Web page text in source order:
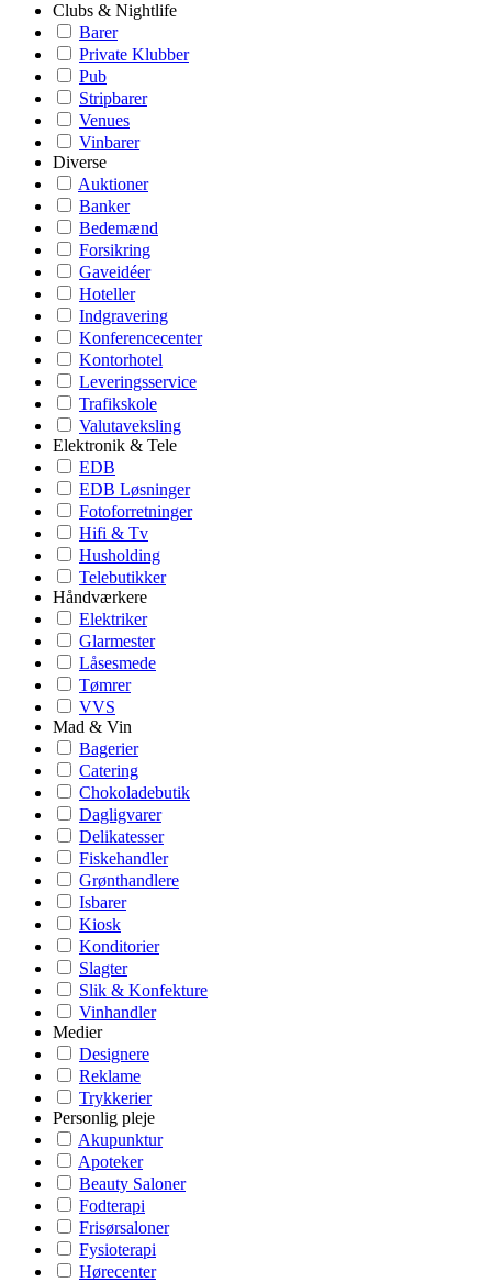
Clubs & Nightlife
Barer
Private Klubber
Pub
Stripbarer
Venues
Vinbarer
Diverse
Auktioner
Banker
Bedemænd
Forsikring
Gaveidéer
Hoteller
Indgravering
Konferencecenter
Kontorhotel
Leveringsservice
Trafikskole
Valutaveksling
Elektronik & Tele
EDB
EDB Løsninger
Fotoforretninger
Hifi & Tv
Husholding
Telebutikker
Håndværkere
Elektriker
Glarmester
Låsesmede
Tømrer
VVS
Mad & Vin
Bagerier
Catering
Chokoladebutik
Dagligvarer
Delikatesser
Fiskehandler
Grønthandlere
Isbarer
Kiosk
Konditorier
Slagter
Slik & Konfekture
Vinhandler
Medier
Designere
Reklame
Trykkerier
Personlig pleje
Akupunktur
Apoteker
Beauty Saloner
Fodterapi
Frisørsaloner
Fysioterapi
Hørecenter